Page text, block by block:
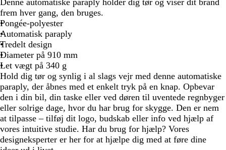
d
t
g
e
b
l
å
i
n
e
b
l
å
frem hver gang, den bruges.
Pongée-polyester
Automatisk paraply
Tredelt design
Diameter på 910 mm
Let vægt på 340 g
Hold dig tør og synlig i al slags vejr med denne automatiske
paraply, der åbnes med et enkelt tryk på en knap. Opbevar
den i din bil, din taske eller ved døren til uventede regnbyger
eller solrige dage, hvor du har brug for skygge. Den er nem
at tilpasse – tilføj dit logo, budskab eller info ved hjælp af
vores intuitive studie. Har du brug for hjælp? Vores
designeksperter er her for at hjælpe dig med at føre dine